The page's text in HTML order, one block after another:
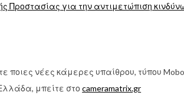
Προστασίας για την αντιμετώπιση
ποιες νέες κάμερες υπαίθρου, τύπου
μπείτε στοcameramatrix.gr